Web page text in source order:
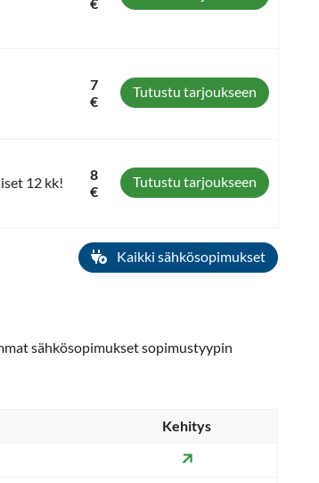
7
€
Tutustu tarjoukseen
12 kk!
8
€
Tutustu tarjoukseen
Kaikki sähkösopimukset
sähkösopimukset sopimustyypin
Kehitys